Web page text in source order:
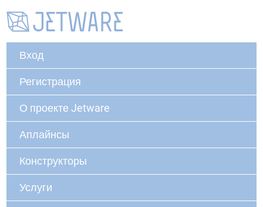
Вход
Регистрация
О проекте Jetware
Аплайнсы
Конструкторы
Услуги